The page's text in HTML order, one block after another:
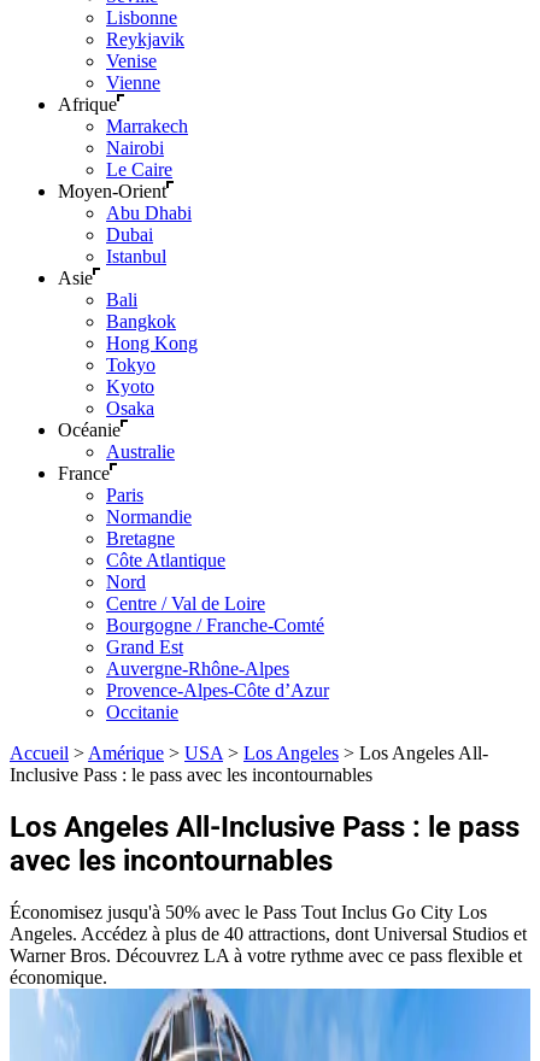
Lisbonne
Reykjavik
Venise
Vienne
Afrique
Marrakech
Nairobi
Le Caire
Moyen-Orient
Abu Dhabi
Dubai
Istanbul
Asie
Bali
Bangkok
Hong Kong
Tokyo
Kyoto
Osaka
Océanie
Australie
France
Paris
Normandie
Bretagne
Côte Atlantique
Nord
Centre / Val de Loire
Bourgogne / Franche-Comté
Grand Est
Auvergne-Rhône-Alpes
Provence-Alpes-Côte d’Azur
Occitanie
Accueil > Amérique > USA > Los Angeles > Los Angeles All-
Inclusive Pass : le pass avec les incontournables
Los Angeles All-Inclusive Pass : le pass
avec les incontournables
Économisez jusqu'à 50% avec le Pass Tout Inclus Go City Los
Angeles. Accédez à plus de 40 attractions, dont Universal Studios et
Warner Bros. Découvrez LA à votre rythme avec ce pass flexible et
économique.